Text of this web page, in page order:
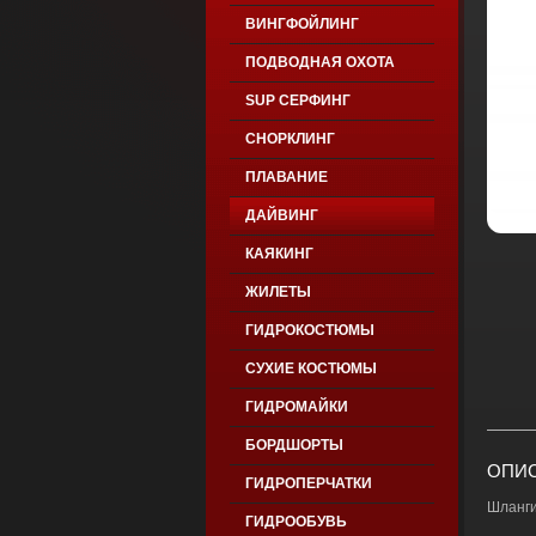
ВИНГФОЙЛИНГ
ПОДВОДНАЯ ОХОТА
SUP СЕРФИНГ
СНОРКЛИНГ
ПЛАВАНИЕ
ДАЙВИНГ
КАЯКИНГ
ЖИЛЕТЫ
ГИДРОКОСТЮМЫ
СУХИЕ КОСТЮМЫ
ГИДРОМАЙКИ
БОРДШОРТЫ
ГИДРОПЕРЧАТКИ
ГИДРООБУВЬ